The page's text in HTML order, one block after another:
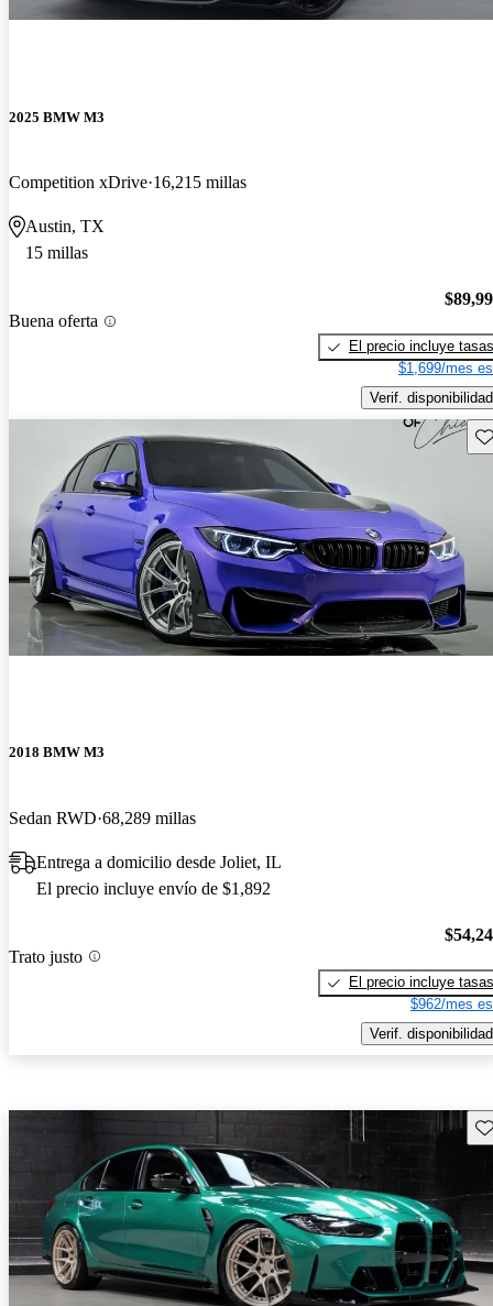
2025 BMW M3
Competition xDrive 16,215 millas
Austin, TX
15 millas
Buena oferta
El precio incluye tasas
$1,699/mes
Verif. disponibilidad
2018 BMW M3
Sedan RWD 68,289 millas
Entrega a domicilio desde Joliet, IL
El precio incluye envío de $1,892
Trato justo
El precio incluye tasas
$962/mes
Verif. disponibilidad